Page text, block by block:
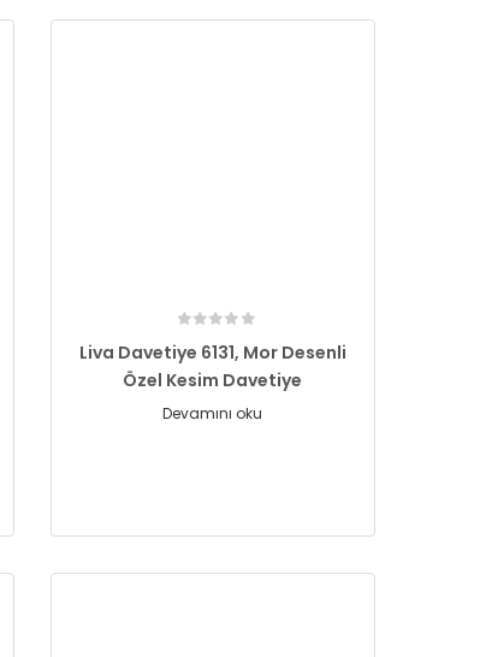
Liva Davetiye 6131, Mor Desenli
Özel Kesim Davetiye
Devamını oku